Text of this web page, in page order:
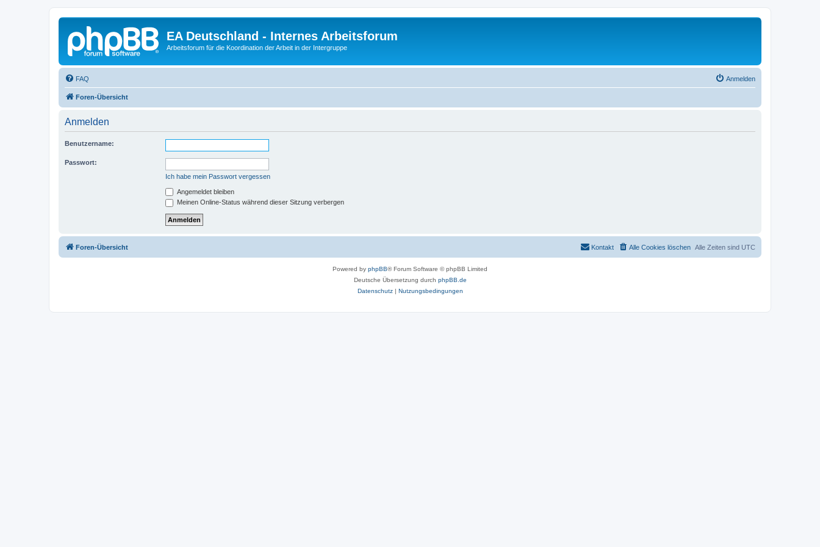
EA Deutschland - Internes Arbeitsforum
Arbeitsforum für die Koordination der Arbeit in der Intergruppe
FAQ Anmelden
Foren-Übersicht
Anmelden
Benutzername:
Passwort:
Ich habe mein Passwort vergessen
Angemeldet bleiben
Meinen Online-Status während dieser Sitzung verbergen
Foren-Übersicht Alle Zeiten sind UTC
Alle Cookies löschen
Kontakt
Powered by phpBB® Forum Software © phpBB Limited
Deutsche Übersetzung durch phpBB.de
Datenschutz| Nutzungsbedingungen